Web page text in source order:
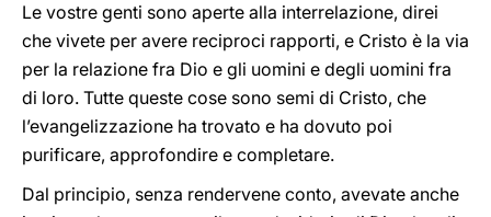
Le vostre genti sono aperte alla interrelazione, direi
che vivete per avere reciproci rapporti, e Cristo è la via
per la relazione fra Dio e gli uomini e degli uomini fra
di loro. Tutte queste cose sono semi di Cristo, che
l’evangelizzazione ha trovato e ha dovuto poi
purificare, approfondire e completare.
Dal principio, senza rendervene conto, avevate anche